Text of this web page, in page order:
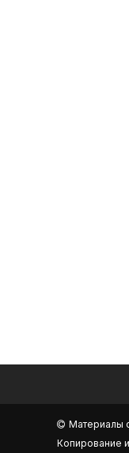
Материалы
Копирование